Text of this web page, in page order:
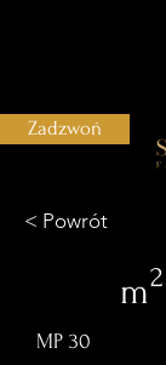
Zadzwoń
< Powrót
m
MP 30
2